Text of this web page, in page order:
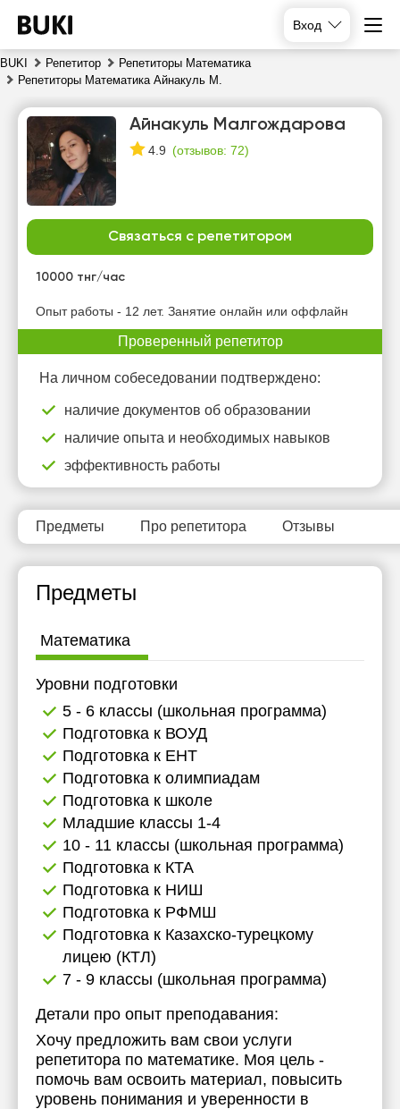
Вход
BUKI Репетитор
Репетиторы Математика
Репетиторы Математика Айнакуль М.
Айнакуль Малгождарова
4.9 (отзывов: 72)
Связаться с репетитором
10000 тнг/час
Опыт работы - 12 лет. Занятие онлайн или оффлайн
Проверенный репетитор
На личном собеседовании подтверждено:
наличие документов об образовании
наличие опыта и необходимых навыков
эффективность работы
Предметы Про репетитора Отзывы
Предметы
Математика
Уровни подготовки
5 - 6 классы (школьная программа)
Подготовка к ВОУД
Подготовка к ЕНТ
Подготовка к олимпиадам
Подготовка к школе
Младшие классы 1-4
10 - 11 классы (школьная программа)
Подготовка к КТА
Подготовка к НИШ
Подготовка к РФМШ
Подготовка к Казахско-турецкому
лицею (КТЛ)
7 - 9 классы (школьная программа)
Детали про опыт преподавания:
Хочу предложить вам свои услуги
репетитора по математике. Моя цель -
помочь вам освоить материал, повысить
уровень понимания и уверенности в
пт
сб
Нет
Нет
часов
Нет
часов
Нет